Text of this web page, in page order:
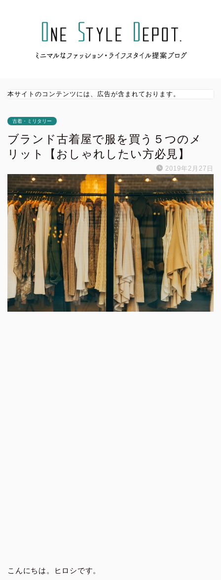
本サイトのコンテンツには、広告が含まれております。
古着・ミリタリー
ブランド古着屋で服を買う５つのメ
リット【おしゃれしたい方必見】
2019年2月27日
こんにちは。ヒロシです。